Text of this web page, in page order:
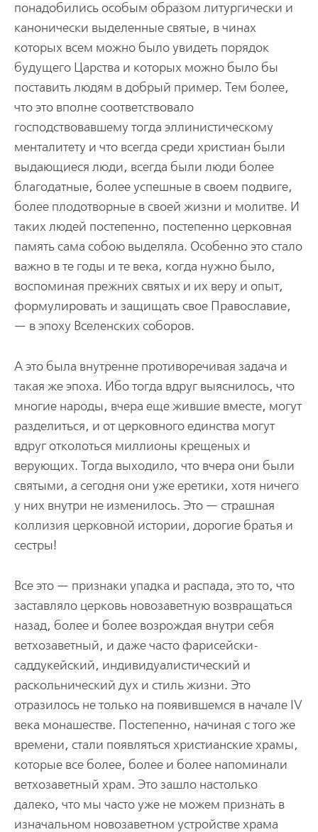
понадобились особым образом литургически и
канонически выделенные святые, в чинах
которых всем можно было увидеть порядок
будущего Царства и которых можно было бы
поставить людям в добрый пример. Тем более,
что это вполне соответствовало
господствовавшему тогда эллинистическому
менталитету и что всегда среди христиан были
выдающиеся люди, всегда были люди более
благодатные, более успешные в своем подвиге,
более плодотворные в своей жизни и молитве. И
таких людей постепенно, постепенно церковная
память сама собою выделяла. Особенно это стало
важно в те годы и те века, когда нужно было,
воспоминая прежних святых и их веру и опыт,
формулировать и защищать свое Православие,
— в эпоху Вселенских соборов.
А это была внутренне противоречивая задача и
такая же эпоха. Ибо тогда вдруг выяснилось, что
многие народы, вчера еще жившие вместе, могут
разделиться, и от церковного единства могут
вдруг отколоться миллионы крещеных и
верующих. Тогда выходило, что вчера они были
святыми, а сегодня они уже еретики, хотя ничего
у них внутри не изменилось. Это — страшная
коллизия церковной истории, дорогие братья и
сестры!
Все это — признаки упадка и распада, это то, что
заставляло церковь новозаветную возвращаться
назад, более и более возрождая внутри себя
ветхозаветный, и даже часто фарисейски-
саддукейский, индивидуалистический и
раскольнический дух и стиль жизни. Это
отразилось не только на появившемся в начале IV
века монашестве. Постепенно, начиная с того же
времени, стали появляться христианские храмы,
которые все более, более и более напоминали
ветхозаветный храм. Это зашло настолько
далеко, что мы часто уже не можем признать в
изначальном новозаветном устройстве храма